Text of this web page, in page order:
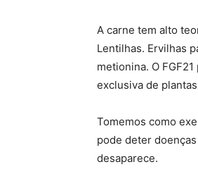
A carne tem alto
Lentilhas. Ervilhas
metionina. O
exclusiva de
Tomemos como
pode deter
desaparece.